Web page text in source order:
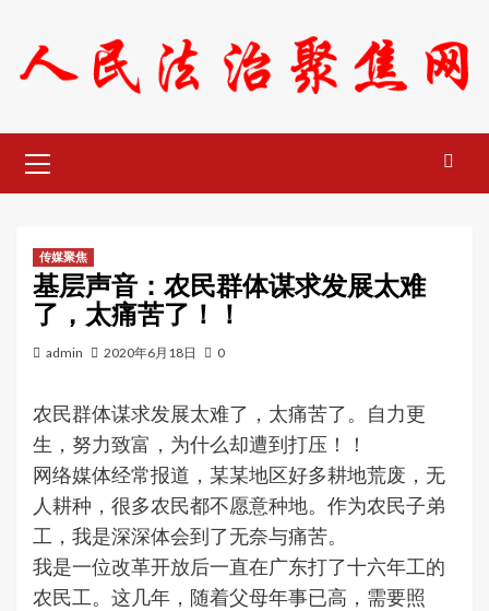
content
Menu
传媒聚焦
基层声音：农民群体谋求发展太难
了，太痛苦了！！
admin 2020年6月18日 0
农民群体谋求发展太难了，太痛苦了。自力更
生，努力致富，为什么却遭到打压！！
网络媒体经常报道，某某地区好多耕地荒废，无
人耕种，很多农民都不愿意种地。作为农民子弟
工，我是深深体会到了无奈与痛苦。
我是一位改革开放后一直在广东打了十六年工的
农民工。这几年，随着父母年事已高，需要照